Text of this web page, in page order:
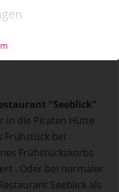
stehen einzeln auf
"Seeblick"
in die Piraten Hütte
Frühstück bei
Frühstückskorbs
. Oder bei normaler
Seeblick als